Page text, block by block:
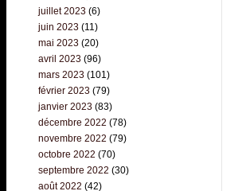
juillet 2023(6)
juin 2023(11)
mai 2023(20)
avril 2023(96)
mars 2023(101)
février 2023(79)
janvier 2023(83)
décembre 2022 (78)
novembre 2022 (79)
octobre 2022 (70)
septembre 2022 (30)
août 2022 (42)